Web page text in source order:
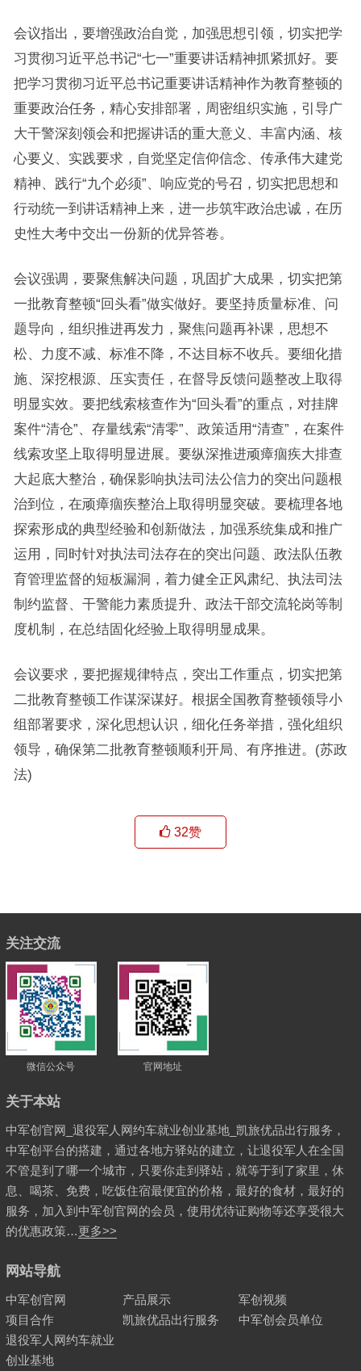
会议指出，要增强政治自觉，加强思想引领，切实把学
习贯彻习近平总书记“七一”重要讲话精神抓紧抓好。要
把学习贯彻习近平总书记重要讲话精神作为教育整顿的
重要政治任务，精心安排部署，周密组织实施，引导广
大干警深刻领会和把握讲话的重大意义、丰富内涵、核
心要义、实践要求，自觉坚定信仰信念、传承伟大建党
精神、践行“九个必须”、响应党的号召，切实把思想和
行动统一到讲话精神上来，进一步筑牢政治忠诚，在历
史性大考中交出一份新的优异答卷。
会议强调，要聚焦解决问题，巩固扩大成果，切实把第
一批教育整顿“回头看”做实做好。要坚持质量标准、问
题导向，组织推进再发力，聚焦问题再补课，思想不
松、力度不减、标准不降，不达目标不收兵。要细化措
施、深挖根源、压实责任，在督导反馈问题整改上取得
明显实效。要把线索核查作为“回头看”的重点，对挂牌
案件“清仓”、存量线索“清零”、政策适用“清查”，在案件
线索攻坚上取得明显进展。要纵深推进顽瘴痼疾大排查
大起底大整治，确保影响执法司法公信力的突出问题根
治到位，在顽瘴痼疾整治上取得明显突破。要梳理各地
探索形成的典型经验和创新做法，加强系统集成和推广
运用，同时针对执法司法存在的突出问题、政法队伍教
育管理监督的短板漏洞，着力健全正风肃纪、执法司法
制约监督、干警能力素质提升、政法干部交流轮岗等制
度机制，在总结固化经验上取得明显成果。
会议要求，要把握规律特点，突出工作重点，切实把第
二批教育整顿工作谋深谋好。根据全国教育整顿领导小
组部署要求，深化思想认识，细化任务举措，强化组织
领导，确保第二批教育整顿顺利开局、有序推进。(苏政
法)
32赞
关注交流
微信公众号 官网地址
关于本站
中军创官网_退役军人网约车就业创业基地_凯旅优品出行服务，
中军创平台的搭建，通过各地方驿站的建立，让退役军人在全国
不管是到了哪一个城市，只要你走到驿站，就等于到了家里，休
息、喝茶、免费，吃饭住宿最便宜的价格，最好的食材，最好的
服务，加入到中军创官网的会员，使用优待证购物等还享受很大
的优惠政策…更多>>
网站导航
中军创官网 产品展示
军创视频
项目合作
凯旅优品出行服务
中军创会员单位
退役军人网约车就业
创业基地